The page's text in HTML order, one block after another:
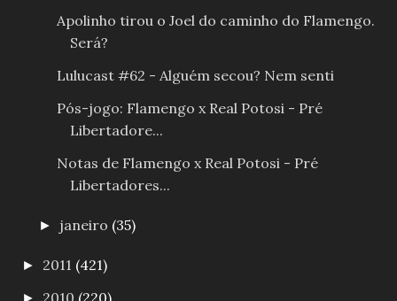
Apolinho tirou o Joel do caminho do Flamengo.
Será?
Lulucast #62 - Alguém secou? Nem senti
Pós-jogo: Flamengo x Real Potosi - Pré
Libertadore...
Notas de Flamengo x Real Potosi - Pré
Libertadores...
► janeiro (35)
► 2011 (421)
► 2010 (220)